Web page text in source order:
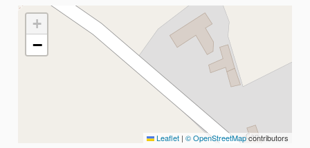
El següent element és un mapa que presenta els
+
−
Leaflet | © OpenStreetMapcontributors